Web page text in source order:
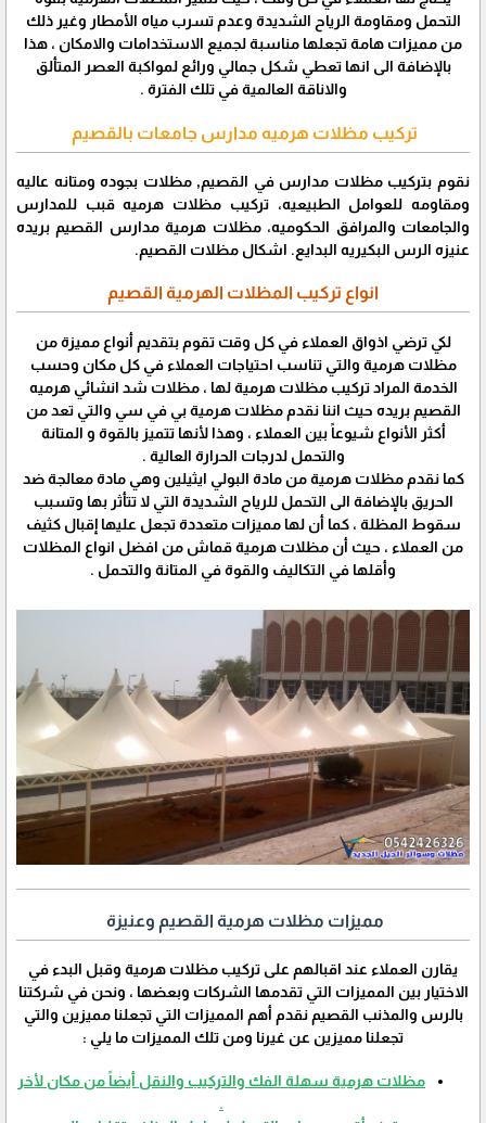
التحمل ومقاومة الرياح الشديدة وعدم تسرب مياه الأمطار وغير ذلك
من مميزات هامة تجعلها مناسبة لجميع الاستخدامات والامكان ، هذا
بالإضافة الى انها تعطي شكل جمالي ورائع لمواكبة العصر المتألق
والاناقة العالمية في تلك الفترة .
تركيب مظلات هرميه مدارس جامعات بالقصيم
نقوم بتركيب مظلات مدارس في القصيم, مظلات بجوده ومتانه عاليه
ومقاومه للعوامل الطبيعيه، تركيب مظلات هرميه قبب للمدارس
والجامعات والمرافق الحكوميه، مظلات هرمية مدارس القصيم بريده
عنيزه الرس البكيريه البدايع. اشكال مظلات القصيم.
انواع تركيب المظلات الهرمية القصيم
لكي ترضي اذواق العملاء في كل وقت تقوم بتقديم أنواع مميزة من
مظلات هرمية والتي تناسب احتياجات العملاء في كل مكان وحسب
الخدمة المراد تركيب مظلات هرمية لها ، مظلات شد انشائي هرميه
القصيم بريده حيث اننا نقدم مظلات هرمية بي في سي والتي تعد من
أكثر الأنواع شيوعاً بين العملاء ، وهذا لأنها تتميز بالقوة و المتانة
والتحمل لدرجات الحرارة العالية .
كما نقدم مظلات هرمية من مادة البولي ايثيلين وهي مادة معالجة ضد
الحريق بالإضافة الى التحمل للرياح الشديدة التي لا تتأثر بها وتسبب
سقوط المظلة ، كما أن لها مميزات متعددة تجعل عليها إقبال كثيف
من العملاء ، حيث أن مظلات هرمية قماش من افضل انواع المظلات
وأقلها في التكاليف والقوة في المتانة والتحمل .
مميزات مظلات هرمية القصيم وعنيزة
يقارن العملاء عند اقبالهم على تركيب مظلات هرمية وقبل البدء في
الاختيار بين المميزات التي تقدمها الشركات وبعضها ، ونحن في شركتنا
بالرس والمذنب القصيم نقدم أهم المميزات التي تجعلنا مميزين والتي
تجعلنا مميزين عن غيرنا ومن تلك المميزات ما يلي :
مظلات هرمية سهلة الفك والتركيب والنقل أيضاً من مكان لأخر
.